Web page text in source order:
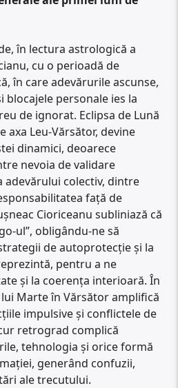
în lectura astrologică a
cu o perioadă de
în care adevărurile ascunse,
blocajele personale ies la
de ignorat. Eclipsa de Lună
axa Leu-Vărsător, devine
dinamici, deoarece
nevoia de validare
adevărului colectiv, dintre
față de
Cioriceanu subliniază că
ul”, obligându-ne să
de autoprotecție și la
pentru a ne
și la coerența interioară. În
Marte în Vărsător amplifică
impulsive și conflictele de
retrograd complică
tehnologia și orice formă
generând confuzii,
ale trecutului.